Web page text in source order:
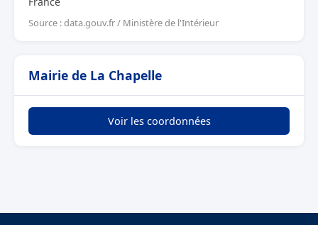
Source : data.gouv.fr / Ministère de l'Intérieur
Mairie de La Chapelle
Voir les coordonnées